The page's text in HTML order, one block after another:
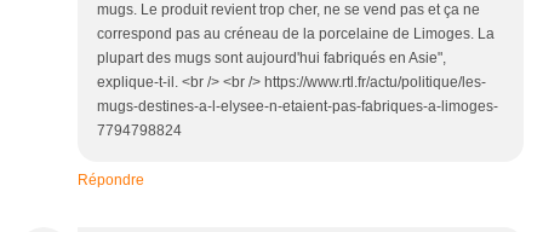
mugs. Le produit revient trop cher, ne se vend pas et ça ne
correspond pas au créneau de la porcelaine de Limoges. La
plupart des mugs sont aujourd'hui fabriqués en Asie",
explique-t-il. <br /> <br /> https://www.rtl.fr/actu/politique/les-
mugs-destines-a-l-elysee-n-etaient-pas-fabriques-a-limoges-
7794798824
Répondre